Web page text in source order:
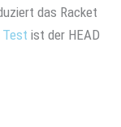
das Racket
Test ist der HEAD